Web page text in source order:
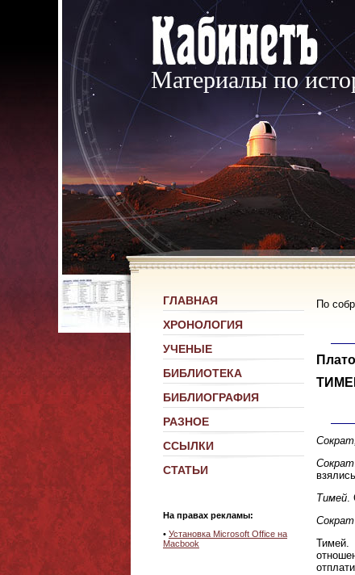
Материалы по
ГЛАВНАЯ
ХРОНОЛОГИЯ
УЧЕНЫЕ
БИБЛИОТЕКА
БИБЛИОГРАФИЯ
РАЗНОЕ
ССЫЛКИ
СТАТЬИ
На правах рекламы:
• Установка Microsoft Office на
Macbook
По
Сократ
Тимей.
Сократ
Тимей.